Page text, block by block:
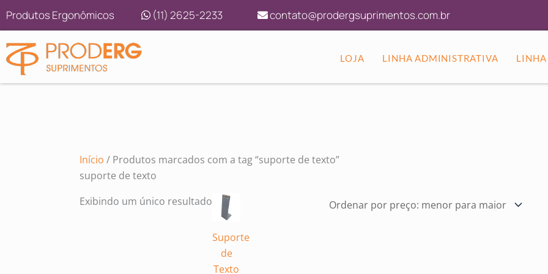
para
conteúdo
Produtos Ergonômicos (11) 2625-2233 contato@prodergsuprimentos.com.br
LOJA LINHA ADMINISTRATIVA
Início / Produtos marcados com a tag “suporte de texto”
suporte de texto
Exibindo um único resultado
Suporte
de
Texto